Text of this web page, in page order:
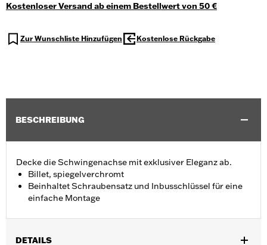
Kostenloser Versand ab einem Bestellwert von 50 €
Zur Wunschliste Hinzufügen Kostenlose Rückgabe
BESCHREIBUNG
Decke die Schwingenachse mit exklusiver Eleganz ab.
Billet, spiegelverchromt
Beinhaltet Schraubensatz und Inbusschlüssel für eine
einfache Montage
DETAILS